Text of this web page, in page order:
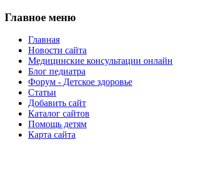
Главное меню
Главная
Новости сайта
Медицинские консультации онлайн
Блог педиатра
Форум - Детское здоровье
Статьи
Добавить сайт
Каталог сайтов
Помощь детям
Карта сайта